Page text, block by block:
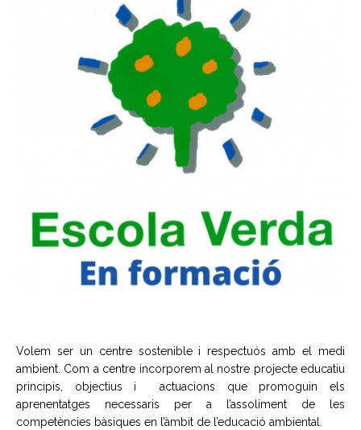
Volem ser un centre sostenible i respectuós amb el medi
ambient. Com a centre incorporem al nostre projecte educatiu
principis, objectius i actuacions que promoguin els
aprenentatges necessaris per a l’assoliment de les
competències bàsiques en l’àmbit de l’educació ambiental.